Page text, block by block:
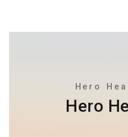
Hero
Hero